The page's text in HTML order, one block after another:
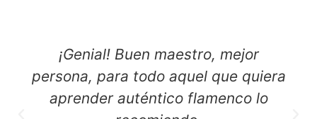
¡Genial! Buen maestro, mejor
persona, para todo aquel que quiera
aprender auténtico flamenco lo